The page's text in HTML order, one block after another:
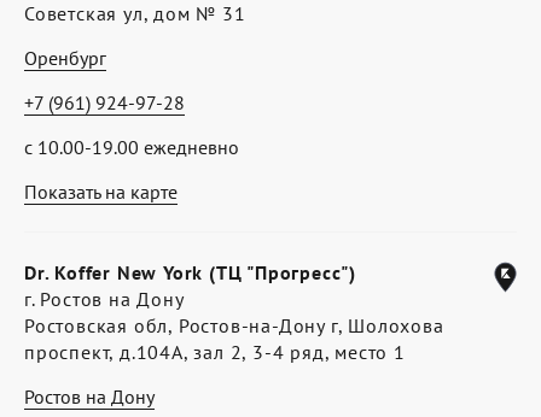
Показать на карте
Советская ул, дом № 31
Оренбург
с 10.00-19.00 ежедневно
+7 (961) 924-97-28
Dr. Koffer New York (ТЦ "Прогресс")
г. Ростов на Дону
Ростовская обл, Ростов-на-Дону г, Шолохова
проспект, д.104А, зал 2, 3-4 ряд, место 1
Ростов на Дону